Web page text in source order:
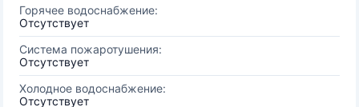
Горячее водоснабжение:
Отсутствует
Система пожаротушения:
Отсутствует
Холодное водоснабжение:
Отсутствует